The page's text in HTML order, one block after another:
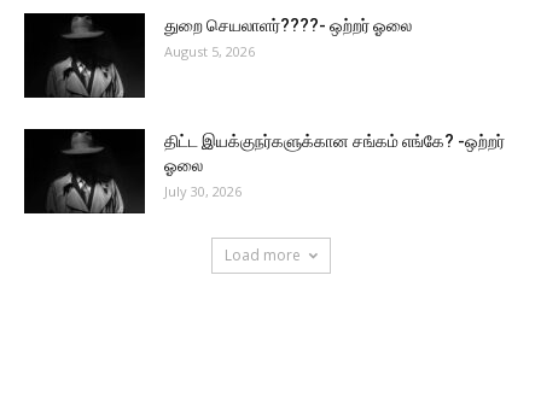
துறை செயலாளர்????- ஒற்றர் ஓலை
August 5, 2026
திட்ட இயக்குநர்களுக்கான சங்கம் எங்கே? -ஒற்றர்
ஓலை
July 30, 2026
Load more